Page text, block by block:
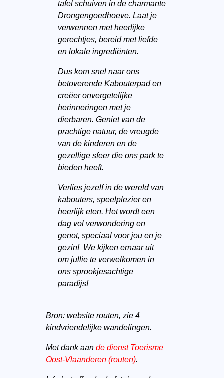
tafel schuiven in de charmante
Drongengoedhoeve. Laat je
verwennen met heerlijke
gerechtjes, bereid met liefde
en lokale ingrediënten.
Dus kom snel naar ons
betoverende Kabouterpad en
creëer onvergetelijke
herinneringen met je
dierbaren. Geniet van de
prachtige natuur, de vreugde
van de kinderen en de
gezellige sfeer die ons park te
bieden heeft.
Verlies jezelf in de wereld van
kabouters, speelplezier en
heerlijk eten. Het wordt een
dag vol verwondering en
genot, speciaal voor jou en je
gezin! We kijken ernaar uit
om jullie te verwelkomen in
ons sprookjesachtige
paradijs!
Bron: website routen, zie 4
kindvriendelijke wandelingen.
Met dank aan de dienst Toerisme
Oost-Vlaanderen (routen).